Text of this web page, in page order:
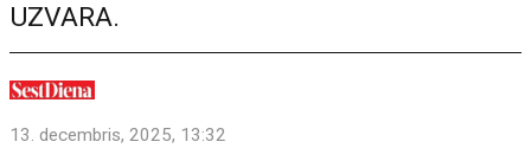
UZVARA.
13. decembris, 2025, 13:32